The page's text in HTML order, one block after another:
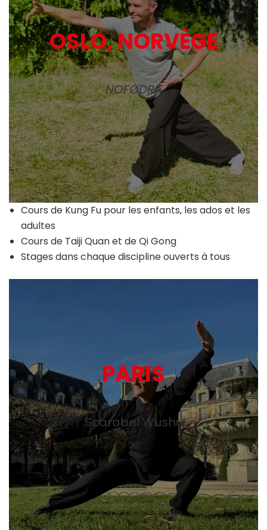
OSLO, NORVÈGE
NOFØDRA
Cours de Kung Fu pour les enfants, les ados et les
adultes
Cours de Taiji Quan et de Qi Gong
Stages dans chaque discipline ouverts à tous
PARIS
Scarabel Wushu